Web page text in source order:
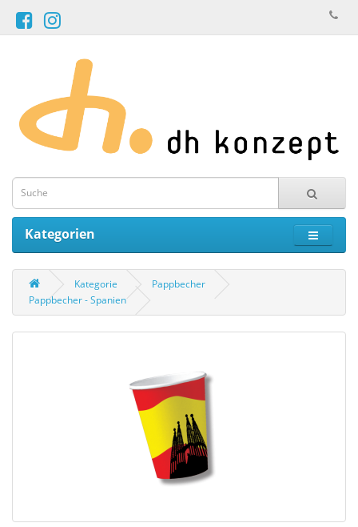
Kategorien
Kategorie
Pappbecher
Pappbecher - Spanien